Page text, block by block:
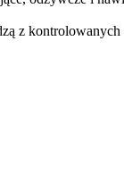
z